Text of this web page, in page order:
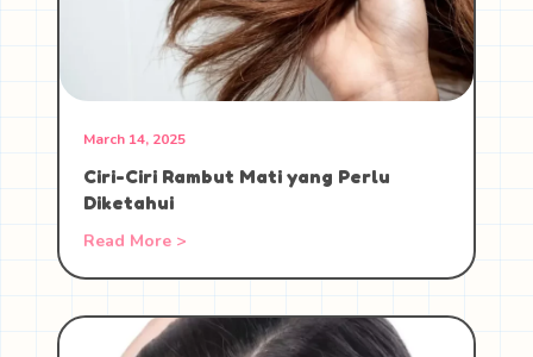
March 14, 2025
Ciri-Ciri Rambut Mati yang Perlu
Diketahui
Read More >